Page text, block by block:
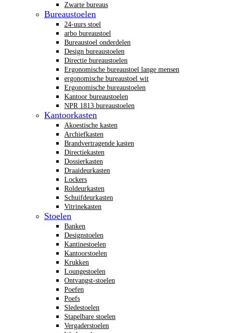
Zwarte bureaus
Bureaustoelen
24-uurs stoel
arbo bureaustoel
Bureaustoel onderdelen
Design bureaustoelen
Directie bureaustoelen
Ergonomische bureaustoel lange mensen
ergonomische bureaustoel wit
Ergonomische bureaustoelen
Kantoor bureaustoelen
NPR 1813 bureaustoelen
Kantoorkasten
Akoestische kasten
Archiefkasten
Brandvertragende kasten
Directiekasten
Dossierkasten
Draaideurkasten
Lockers
Roldeurkasten
Schuifdeurkasten
Vitrinekasten
Stoelen
Banken
Designstoelen
Kantinestoelen
Kantoorstoelen
Krukken
Loungestoelen
Ontvangst-stoelen
Poefen
Poefs
Sledestoelen
Stapelbare stoelen
Vergaderstoelen